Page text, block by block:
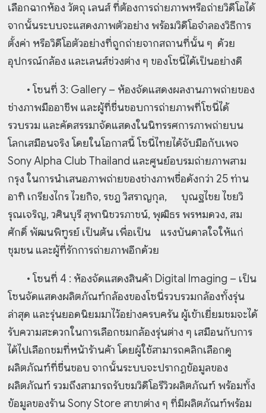
เลือกฉากห้อง วัตถุ เลนส์ ที่ต้องการถ่ายภาพหรือถ่ายวิดีโอได้
จากนั้นระบบจะแสดงภาพตัวอย่าง พร้อมวิดีโอจำลองวิธีการ
ตั้งค่า หรือวิดีโอตัวอย่างที่ถูกถ่ายจากสถานที่นั้น ๆ ด้วย
อุปกรณ์กล้อง และเลนส์ช่วงต่าง ๆ ของโซนี่ได้เป็นอย่างดี
• โซนที่ 3: Gallery – ห้องจัดแสดงผลงานภาพถ่ายของ
ช่างภาพมืออาชีพ และผู้ที่ชื่นชอบการถ่ายภาพที่โซนี่ได้
รวบรวม และคัดสรรมาจัดแสดงในนิทรรศการภาพถ่ายบน
โลกเสมือนจริง โดยในโอกาสนี้ โซนี่ไทยได้จับมือกับเพจ
Sony Alpha Club Thailand และศูนย์อบรมถ่ายภาพสาม
กรุง ในการนำเสนอภาพถ่ายของช่างภาพชื่อดังกว่า 25 ท่าน
อาทิ เกรียงไกร ไวยกิจ, รชฎ วิสราญกุล, บุณฐไชย ไชยวิ
รุณเจริญ, วศินบุรี สุพานิชวรภาชน์, พุฒิธร พรหมดวง, สม
ศักดิ์ พัฒนพิฑูรย์ เป็นต้น เพื่อเป็น แรงบันดาลใจให้แก่
ชุมชน และผู้ที่รักการถ่ายภาพอีกด้วย
• โซนที่ 4 : ห้องจัดแสดงสินค้า Digital Imaging – เป็น
โซนจัดแสดงผลิตภัณฑ์กล้องของโซนี่รวบรวมกล้องทั้งรุ่น
ล่าสุด และรุ่นยอดนิยมมาไว้อย่างครบครัน ผู้เข้าเยี่ยมชมจะได้
รับความสะดวกในการเลือกชมกล้องรุ่นต่าง ๆ เสมือนกับการ
ได้ไปเลือกชมที่หน้าร้านค้า โดยผู้ใช้สามารถคลิกเลือกดู
ผลิตภัณฑ์ที่ชื่นชอบ จากนั้นระบบจะปรากฏข้อมูลของ
ผลิตภัณฑ์ รวมถึงสามารถรับชมวิดีโอรีวิวผลิตภัณฑ์ พร้อมทั้ง
ข้อมูลของร้าน Sony Store สาขาต่าง ๆ ที่มีผลิตภัณฑ์พร้อม